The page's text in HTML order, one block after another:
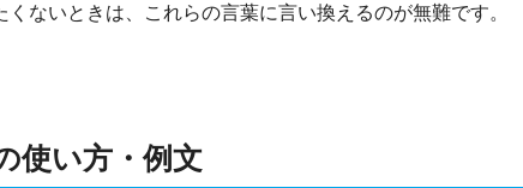
くないときは、これらの言葉に言い換えるのが無難です。
使い方・例文